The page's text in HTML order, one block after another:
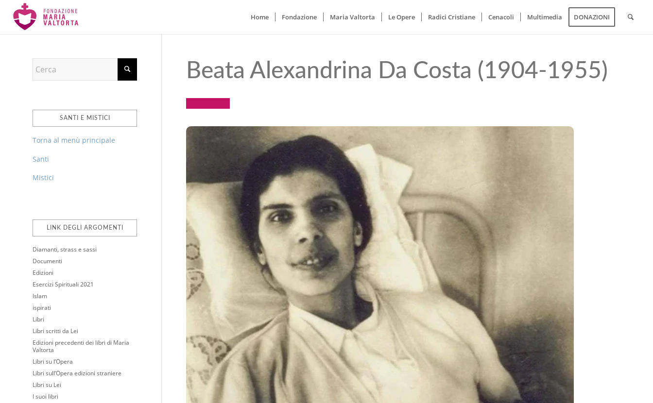
Home Fondazione Maria Valtorta Le Opere Radici Cristiane Cenacoli Multimedia DONAZIONI
Beata Alexandrina Da Costa (1904-1955)
SANTI E MISTICI
Torna al menù principale
Santi
Mistici
LINK DEGLI ARGOMENTI
Diamanti, strass e sassi
Documenti
Edizioni
Esercizi Spirituali 2021
Islam
ispirati
Libri
Libri scritti da Lei
Edizioni precedenti dei libri di Maria
Valtorta
Libri su l’Opera
Libri sull’Opera edizioni straniere
Libri su Lei
I suoi libri